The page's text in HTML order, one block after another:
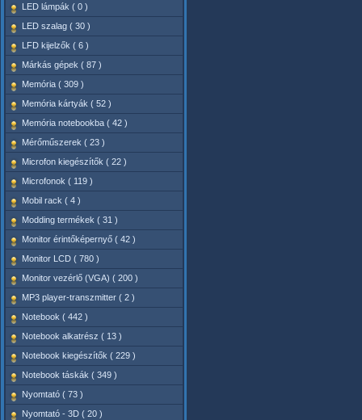
LED lámpák ( 0 )
LED szalag ( 30 )
LFD kijelzők ( 6 )
Márkás gépek ( 87 )
Memória ( 309 )
Memória kártyák ( 52 )
Memória notebookba ( 42 )
Mérőműszerek ( 23 )
Microfon kiegészítők ( 22 )
Microfonok ( 119 )
Mobil rack ( 4 )
Modding termékek ( 31 )
Monitor érintőképernyő ( 42 )
Monitor LCD ( 780 )
Monitor vezérlő (VGA) ( 200 )
MP3 player-transzmitter ( 2 )
Notebook ( 442 )
Notebook alkatrész ( 13 )
Notebook kiegészítők ( 229 )
Notebook táskák ( 349 )
Nyomtató ( 73 )
Nyomtató - 3D ( 20 )